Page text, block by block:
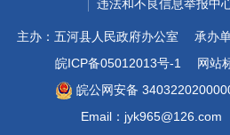
违法和不良信息举报中
主办：五河县人民政府办公室
承办
皖ICP备05012013号-1
网站
皖公网安备
Email：jyk965@126.com